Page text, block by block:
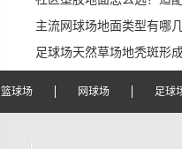
主流网球场地面类型有哪
足球场天然草场地秃斑形
篮球场 网球场 足球